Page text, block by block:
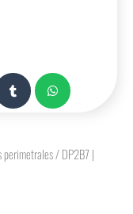
perimetrales/ DP2B7 |